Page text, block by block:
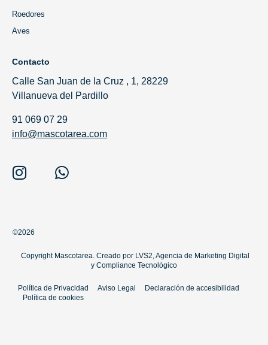
Roedores
Aves
Contacto
Calle San Juan de la Cruz , 1, 28229
Villanueva del Pardillo
91 069 07 29
info@mascotarea.com
©2026
Copyright Mascotarea. Creado porLVS2, Agencia de Marketing Digital
y Compliance Tecnológico
Política de Privacidad Aviso Legal
Declaración de accesibilidad
Política de cookies